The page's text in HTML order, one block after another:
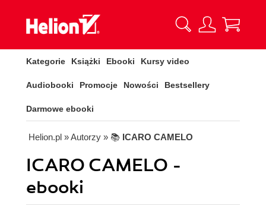
Kategorie Książki Ebooki Kursy video
Audiobooki Promocje Nowości Bestsellery
Darmowe ebooki
Helion.pl » Autorzy » 📚 ICARO CAMELO
ICARO CAMELO -
ebooki